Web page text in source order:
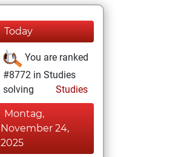
Today
You are ranked
#8772 in Studies
solving
Studies
Montag,
November 24,
2025